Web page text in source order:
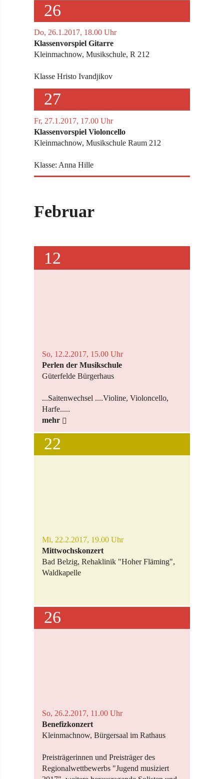
26
Do, 26.1.2017, 18.00 Uhr
Klassenvorspiel Gitarre
Kleinmachnow, Musikschule, R 212
Klasse Hristo Ivandjikov
27
Fr, 27.1.2017, 17.00 Uhr
Klassenvorspiel Violoncello
Kleinmachnow, Musikschule Raum 212
Klasse: Anna Hille
Februar
12
So, 12.2.2017, 15.00 Uhr
Perlen der Musikschule
Güterfelde Bürgerhaus
...Saitenwechsel ....Violine, Violoncello,
Harfe.....
mehr
22
Mi, 22.2.2017, 19.00 Uhr
Mittwochskonzert
Bad Belzig, Rehaklinik "Hoher Fläming",
Waldkapelle
26
So, 26.2.2017, 11.00 Uhr
Benefizkonzert
Kleinmachnow, Bürgersaal im Rathaus
Preisträgerinnen und Preisträger des
Regionalwettbewerbs "Jugend musiziert